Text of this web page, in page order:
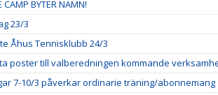
CAMP BYTER NAMN!
23/3
Åhus Tennisklubb 24/3
poster till valberedningen kommande
7-10/3 påverkar ordinarie träning/abonnemang